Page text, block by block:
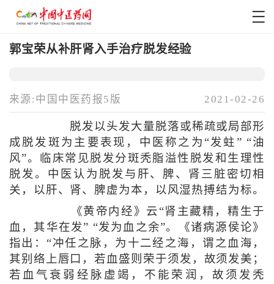
郭宝荣从补肝肾入手治疗脱发经验
来源:中国中医药报5版 2021-02-26
脱发以头发大量脱落或稀疏或局部形
成脱发斑为主要表现，中医称之为“发蛀” “油
风”。临床常见脱发分斑秃脂溢性脱发和生理性
脱发。中医认为脱发与肝、脾、肾三脏密切相
关，以肝、肾、脾虚为本，以风湿热搏结为标。
《黄帝内经》云“肾主藏精，精生于
血，其华在发” “发为血之余”。《诸病源侯论》
指出：“冲任之脉，为十二经之海，谓之血海，
其别络上唇口，若血盛则荣于须发，故须发美；
若血气衰弱经脉虚竭，不能荣润，故须发秃